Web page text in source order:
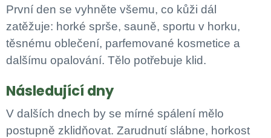
První den se vyhněte všemu, co kůži dál
zatěžuje: horké sprše, sauně, sportu v horku,
těsnému oblečení, parfemované kosmetice a
dalšímu opalování. Tělo potřebuje klid.
Následující dny
V dalších dnech by se mírné spálení mělo
postupně zklidňovat. Zarudnutí slábne, horkost